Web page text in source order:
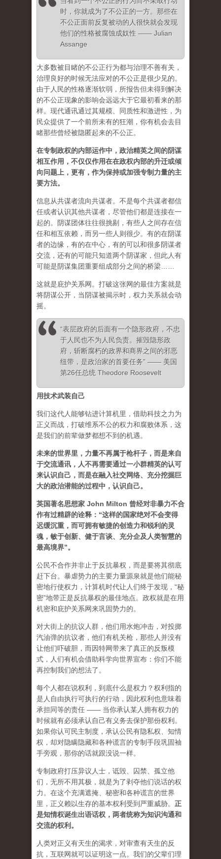
时，你就成为了不公正的一方。那些在
不公正面前反复被动的人很快就会发现
他们的性格被腐蚀成奴性 —— Julian
Assange
大多数被目睹的不公正行为都与治理不善有关，
治理良好的时候无法应对的不公正是很少见的。
由于人民的性格逐渐软弱，所报告但未得到解决
的不公正现象的影响会远远大于它最初看来的那
样。现代通讯通过其规模、同质性和激进性，为
民众提供了一个前所未有的狂潮，你有机会去目
睹那些曾经被隐匿起来的不公正。
在专制政权的内部运作中，政治精英之间的阴谋
相互作用，不仅仅作用在在政权内部的升迁或倾
向问题上，更有，作为保持或加强专制力量的主
要方法。
信息从共谋者流向共谋者。不是每个共谋者都信
任或者认识其他共谋者，尽管他们都是连接在一
起的。阴谋团体往往很挑剔，有些人之间存在信
任和相互依赖，而另一些人则很少。有的在阴谋
者的边缘，有的在中心，有的可以和很多阴谋者
交流，还有的可能只知道两个阴谋家，但此人有
可能是阴谋集团重要组成部分之间的桥梁……
这就是庇护关系网。打破这张网的最佳方案就是
将阴谋公开，当阴谋被揭示时，权力关系就会动
摇。
“表层政府的后面有一个隐形政府，不忠
于人民也不为人民负责。摧毁隐形政
府，斩断腐朽的政界和商界之间的邪恶
纽带，是政治家的首要任务” —— 美国
第26任总统 Theodore Roosevelt
用技术武装自己
我们这代人能够钻进计算机里，借助科技之力为
正义而战，打破维系不公的权力和腐败体系，这
是我们的前辈做梦都想不到的机遇。
未来的世界里，力量不再属于枪杆子，而是来自
于交流通讯，人不再需要通过一小群精英的认可
来认识自己，而是在融入社交网络、充分挖掘巨
大的政治潜能的过程中，认识自己。
英国著名思想家 John Milton 曾经对非暴力不合
作有过精辟的诠释：“这样的国家绝对不会变得
迟缓沉重，而可拥有敏捷的创造力和锐利的灵
魂，敏于创新、健于言谈、充分企及人类智慧的
最高境界”。
公民不合作并非止于反抗暴权，而是要将其彻底
赶下台。暴虐势力的主要力量源泉就是他们能秘
密地行使权力，计算机时代让人们终于发现，“秘
密”地带正是反抗暴权的最佳地点。政权就是在用
机密和庇护关系网来巩固势力的。
对大街上的抗议人群，他们用水炮冲击，对投掷
汽油弹的抗议者，他们有机关枪，那些人并没有
让他们吓破胆，而因特网带来了真正的反叛模
式，人们有机会借助科学向世界宣布：你们不能
再控制我们的想法了。
每个人都在说权利，到底什么是权力？权利指的
是人自由执行可执行的行动，因此权利也意味着
承担同等的责任 —— 当你承认某人拥有权力的
时候就有必须承认自己有义务去保护那份权利。
如果你认可民主制度，承认公民有隐私权、知情
权，却对隐瞒隐藏和各种谎言的专制手段巩固袖
手旁观，那你的话就跟没说一样。
专制政府打压异议人士，诋毁、囚禁、孤立他
们，无所不用其极，就是为了剥夺他们说话的权
力。在这个充满遮掩、秘密和各种谎言的世界
里，正义赖以生存的基本权利受到严重威胁。 正
是知情权诞生出语话权，两者统称为知识沟通和
交流的权利。
人类对正义有天生的渴求，对审查有天生的反
抗，互联网就可以证明这一点。我们的父辈们理